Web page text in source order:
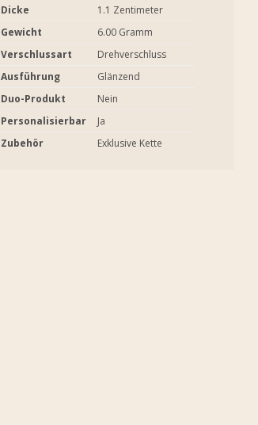
Dicke
1.1 Zentimeter
Gewicht
6.00 Gramm
Verschlussart
Drehverschluss
Ausführung
Glänzend
Duo-Produkt
Nein
Personalisierbar
Ja
Zubehör
Exklusive Kette